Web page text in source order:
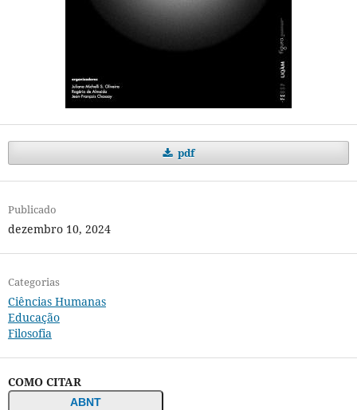
pdf
Publicado
dezembro 10, 2024
Categorias
Ciências Humanas
Educação
Filosofia
COMO CITAR
ABNT